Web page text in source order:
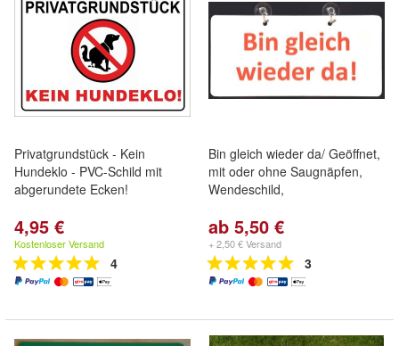
Privatgrundstück - Kein
Hundeklo - PVC-Schild mit
abgerundete Ecken!
4,95 €
Kostenloser Versand
4
Bin gleich wieder da/ Geöffnet,
mit oder ohne Saugnäpfen,
Wendeschild,
ab 5,50 €
+ 2,50 € Versand
3